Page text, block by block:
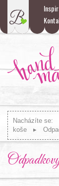
Nacházíte se:
koše